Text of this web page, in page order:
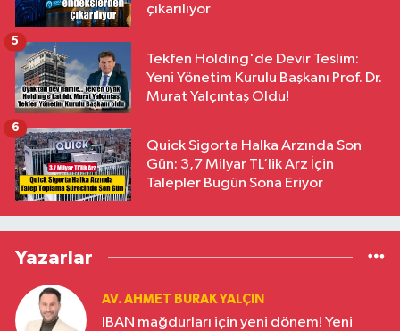
çıkarılıyor
Tekfen Holding'de Devir Teslim:
Yeni Yönetim Kurulu Başkanı Prof. Dr.
Murat Yalçıntaş Oldu!
5
Quick Sigorta Halka Arzında Son
Gün: 3,7 Milyar TL’lik Arz İçin
Talepler Bugün Sona Eriyor
6
Yazarlar
AV. AHMET BURAK YALÇIN
IBAN mağdurları için yeni dönem! Yeni